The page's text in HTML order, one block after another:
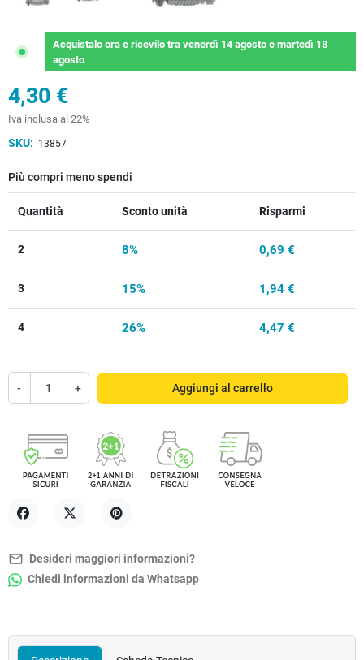
Acquistalo orae ricevilo tra venerdì 14 agostoe martedì 18
agosto
4,30 €
Iva inclusa al 22%
SKU: 13857
Più compri meno spendi
Quantità Sconto unità Risparmi
2 8% 0,69 €
3 15% 1,94 €
4 26% 4,47 €
- + Aggiungi al carrello
mail_outline Desideri maggiori informazioni?
Chiedi informazioni da Whatsapp